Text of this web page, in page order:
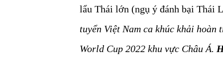
lẩu Thái lớn (ngụ ý đánh bại Thái
tuyển Việt Nam ca khúc khải
World Cup 2022 khu vực Châu Á.